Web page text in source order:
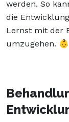
werden. So
die
Lernst mit der
umzugehen. 👶